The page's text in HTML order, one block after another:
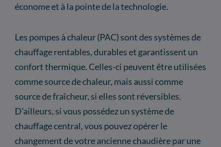
économe et à la pointe de la technologie.
Les pompes à chaleur (PAC) sont des systèmes de
chauffage rentables, durables et garantissent un
confort thermique. Celles-ci peuvent être utilisées
comme source de chaleur, mais aussi comme
source de fraîcheur, si elles sont réversibles.
D'ailleurs, si vous possédez un système de
chauffage central, vous pouvez opérer le
changement de votre ancienne chaudière par une